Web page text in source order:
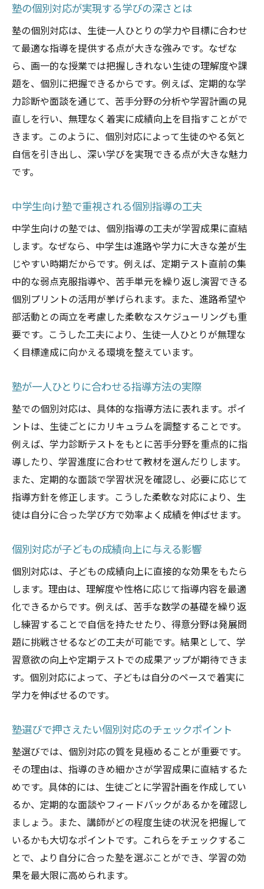
塾選びで迷う授業形式のポイント
中学生に合う塾の授業方法を見極めるコツ
鹿児島市の塾に見る授業方法の多様性
個別指導の強みを活かす塾選びのヒント
塾の個別指導が持つ強みとその効果
個別対応を重視した塾の選び方ガイド
塾の個別指導で伸ばせる中学生の力とは
個別対応塾の授業内容と学習効果を分析
鹿児島市の塾が提案する効果的な学習法
塾が推奨する中学生向け学習法の特徴
鹿児島市の塾における個別対応の工夫
塾で実践される効果的な家庭学習サポート
学習塾の授業方法と自主学習の融合事例
塾の個別対応が支える成績アップ戦略
鹿児島市の塾が目指す次世代学習法
塾の授業方法が子どもの成績に与える影響
理由
個別対応型塾で得られる学力向上の効果
塾での学習法が中学生のモチベーションを
高める
塾選びが子どもの学習成果に与える影響と
は
塾の個別指導が生む成績向上の秘訣
集団授業と個別指導の違いを徹底解説
塾の集団授業と個別指導の長所を比較
集団型と個別対応型塾の使い分けポイント
中学生に適した塾授業方法の選び方
塾で体験できる学習環境の違いを知る
塾で重視される集団授業と個別指導の違い
鹿児島市の塾が提案する最適な授業形式
塾のコース選びで重要な基準とは何か
個別対応塾コースの選び方と注意点
塾コース選択で見落とせない授業方法
中学生が選ぶべき塾のコース特徴
塾選びに役立つコース比較のコツ
鹿児島市の塾コースで重視される個別対応
個別対応が進化する鹿児島市の塾事情
鹿児島市の塾で進化する個別対応の実例
塾の個別対応が実現する学びの深さとは
塾の個別対応は、生徒一人ひとりの学力や目標に合わせ
て最適な指導を提供する点が大きな強みです。なぜな
ら、画一的な授業では把握しきれない生徒の理解度や課
題を、個別に把握できるからです。例えば、定期的な学
力診断や面談を通じて、苦手分野の分析や学習計画の見
直しを行い、無理なく着実に成績向上を目指すことがで
きます。このように、個別対応によって生徒のやる気と
自信を引き出し、深い学びを実現できる点が大きな魅力
です。
中学生向け塾で重視される個別指導の工夫
中学生向けの塾では、個別指導の工夫が学習成果に直結
します。なぜなら、中学生は進路や学力に大きな差が生
じやすい時期だからです。例えば、定期テスト直前の集
中的な弱点克服指導や、苦手単元を繰り返し演習できる
個別プリントの活用が挙げられます。また、進路希望や
部活動との両立を考慮した柔軟なスケジューリングも重
要です。こうした工夫により、生徒一人ひとりが無理な
く目標達成に向かえる環境を整えています。
塾が一人ひとりに合わせる指導方法の実際
塾での個別対応は、具体的な指導方法に表れます。ポイ
ントは、生徒ごとにカリキュラムを調整することです。
例えば、学力診断テストをもとに苦手分野を重点的に指
導したり、学習進度に合わせて教材を選んだりします。
また、定期的な面談で学習状況を確認し、必要に応じて
指導方針を修正します。こうした柔軟な対応により、生
徒は自分に合った学び方で効率よく成績を伸ばせます。
個別対応が子どもの成績向上に与える影響
個別対応は、子どもの成績向上に直接的な効果をもたら
します。理由は、理解度や性格に応じて指導内容を最適
化できるからです。例えば、苦手な数学の基礎を繰り返
し練習することで自信を持たせたり、得意分野は発展問
題に挑戦させるなどの工夫が可能です。結果として、学
習意欲の向上や定期テストでの成果アップが期待できま
す。個別対応によって、子どもは自分のペースで着実に
学力を伸ばせるのです。
塾選びで押さえたい個別対応のチェックポイント
塾選びでは、個別対応の質を見極めることが重要です。
その理由は、指導のきめ細かさが学習成果に直結するた
めです。具体的には、生徒ごとに学習計画を作成してい
るか、定期的な面談やフィードバックがあるかを確認し
ましょう。また、講師がどの程度生徒の状況を把握して
いるかも大切なポイントです。これらをチェックするこ
とで、より自分に合った塾を選ぶことができ、学習の効
果を最大限に高められます。